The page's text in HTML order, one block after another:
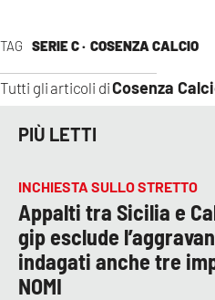
TAG SERIE C · COSENZA CALCIO
Tutti gli articoli diCosenza
PIÙ LETTI
INCHIESTA SULLO STRETTO
Appalti tra Sicilia e
gip esclude
indagati anche tre
NOMI